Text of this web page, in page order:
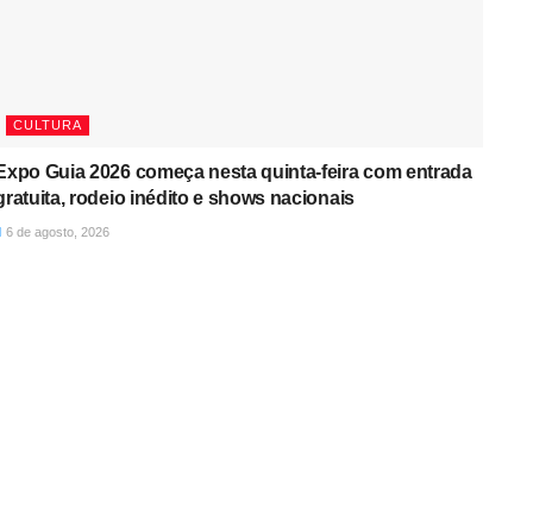
CULTURA
Guia 2026 começa nesta quinta-feira com entrada
rodeio inédito e shows nacionais
6 de agosto, 2026